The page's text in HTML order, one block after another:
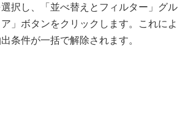
選択し、「並べ替えとフィルター」グル
」ボタンをクリックします。これによ
条件が一括で解除されます。